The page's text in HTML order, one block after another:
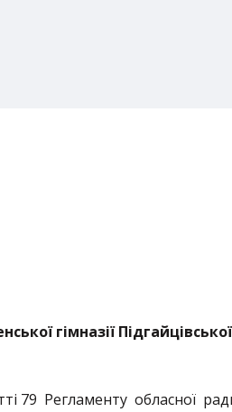
оїгімназіїПідгайцівської
79 Регламенту обласної